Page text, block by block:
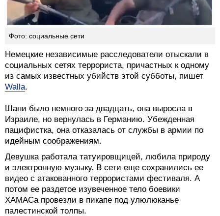
Фото: социальные сети
Немецкие независимые расследователи отыскали в
социальных сетях террориста, причастных к одному
из самых известных убийств этой субботы, пишет
Walla.
Шани было немного за двадцать, она выросла в
Израиле, но вернулась в Германию. Убежденная
пацифистка, она отказалась от службы в армии по
идейным соображениям.
Девушка работала татуировщицей, любила природу
и электронную музыку. В сети еще сохранились ее
видео с атакованного террористами фестиваля. А
потом ее раздетое изувеченное тело боевики
ХАМАСа провезли в пикапе под улюлюканье
палестинской толпы.